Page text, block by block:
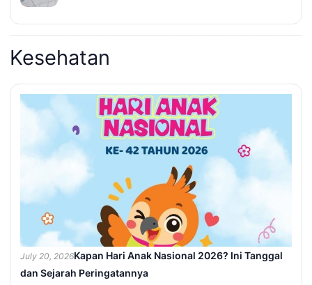
Kesehatan
July 20, 2026Kapan Hari Anak Nasional 2026? Ini Tanggal
dan Sejarah Peringatannya